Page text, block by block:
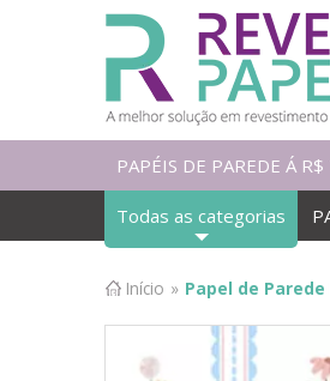
PAPÉIS DE PAREDE Á
Todas as categorias
Início » Papel de Parede